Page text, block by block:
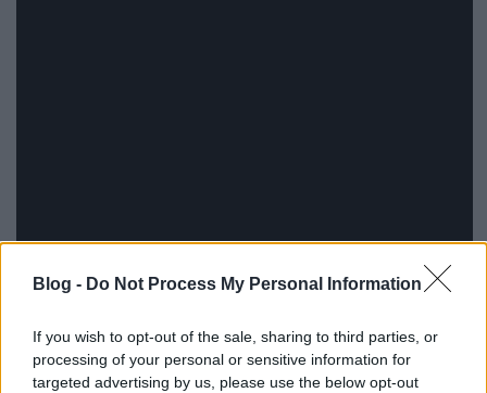
Blog - Do Not Process My Personal Information
If you wish to opt-out of the sale, sharing to third parties, or
processing of your personal or sensitive information for
targeted advertising by us, please use the below opt-out